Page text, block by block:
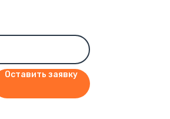
Оставить заявку